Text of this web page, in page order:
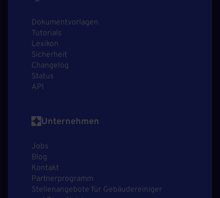
Dokumentvorlagen
Tutorials
Lexikon
Sicherheit
Changelog
Status
API
Unternehmen
Jobs
Blog
Kontakt
Partnerprogramm
Stellenangebote für Gebäudereiniger